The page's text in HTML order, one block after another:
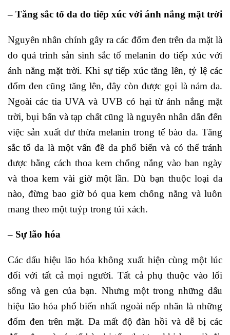
– Tăng sắc tố da do tiếp xúc với ánh nắng mặt trời
Nguyên nhân chính gây ra các đốm đen trên da mặt là
do quá trình sản sinh sắc tố melanin do tiếp xúc với
ánh nắng mặt trời. Khi sự tiếp xúc tăng lên, tỷ lệ các
đốm đen cũng tăng lên, đây còn được gọi là nám da.
Ngoài các tia UVA và UVB có hại từ ánh nắng mặt
trời, bụi bẩn và tạp chất cũng là nguyên nhân dẫn đến
việc sản xuất dư thừa melanin trong tế bào da. Tăng
sắc tố da là một vấn đề da phổ biến và có thể tránh
được bằng cách thoa kem chống nắng vào ban ngày
và thoa kem vài giờ một lần. Dù bạn thuộc loại da
nào, đừng bao giờ bỏ qua kem chống nắng và luôn
mang theo một tuýp trong túi xách.
– Sự lão hóa
Các dấu hiệu lão hóa không xuất hiện cùng một lúc
đối với tất cả mọi người. Tất cả phụ thuộc vào lối
sống và gen của bạn. Nhưng một trong những dấu
hiệu lão hóa phổ biến nhất ngoài nếp nhăn là những
đốm đen trên mặt. Da mất độ đàn hồi và dễ bị các